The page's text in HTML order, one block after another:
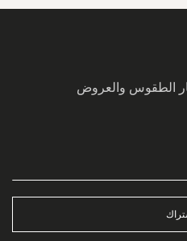
الطقوس والعروض